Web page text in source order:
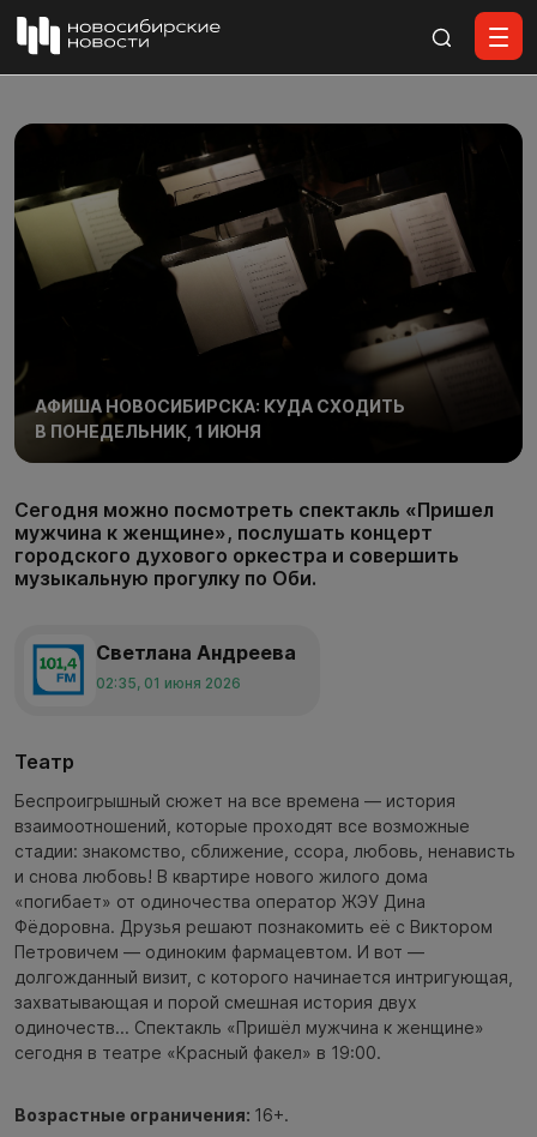
АФИША НОВОСИБИРСКА: КУДА СХОДИТЬ
В ПОНЕДЕЛЬНИК, 1 ИЮНЯ
Сегодня можно посмотреть спектакль «Пришел
мужчина к женщине», послушать концерт
городского духового оркестра и совершить
музыкальную прогулку по Оби.
Светлана Андреева
02:35, 01 июня 2026
Театр
Беспроигрышный сюжет на все времена — история
взаимоотношений, которые проходят все возможные
стадии: знакомство, сближение, ссора, любовь, ненависть
и снова любовь! В квартире нового жилого дома
«погибает» от одиночества оператор ЖЭУ Дина
Фёдоровна. Друзья решают познакомить её с Виктором
Петровичем — одиноким фармацевтом. И вот —
долгожданный визит, с которого начинается интригующая,
захватывающая и порой смешная история двух
одиночеств... Спектакль «Пришёл мужчина к женщине»
сегодня в театре «Красный факел» в 19:00.
Возрастные ограничения: 16+.